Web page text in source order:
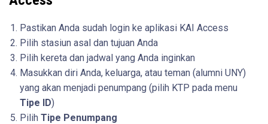
Pastikan Anda sudah login ke aplikasi KAI Access
Pilih stasiun asal dan tujuan Anda
Pilih kereta dan jadwal yang Anda inginkan
Masukkan diri Anda, keluarga, atau teman (alumni UNY)
yang akan menjadi penumpang (pilih KTP pada menu
Tipe ID)
Pilih Tipe Penumpang